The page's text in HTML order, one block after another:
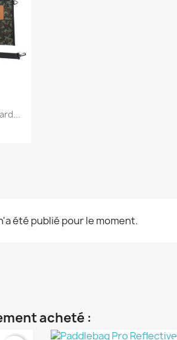
été publié pour le moment.
acheté :